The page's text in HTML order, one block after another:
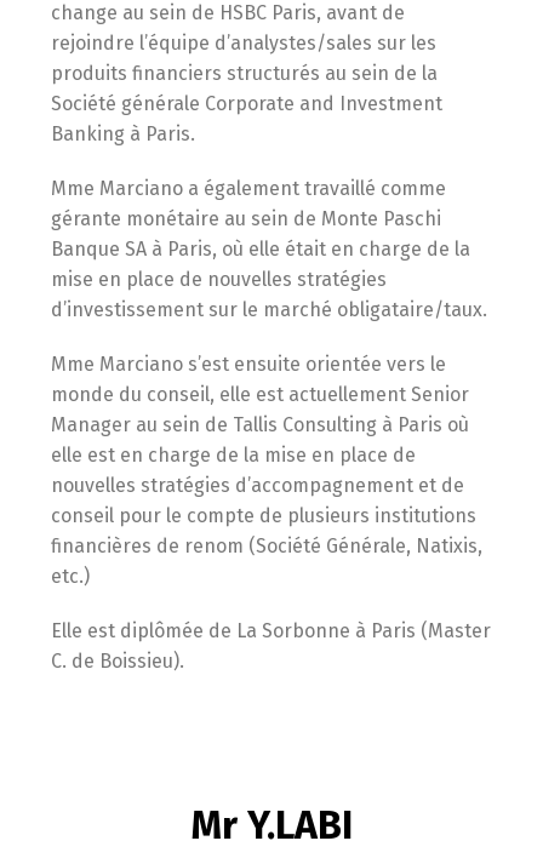
change au sein de HSBC Paris, avant de
rejoindre l’équipe d’analystes/sales sur les
produits financiers structurés au sein de la
Société générale Corporate and Investment
Banking à Paris.
Mme Marciano a également travaillé comme
gérante monétaire au sein de Monte Paschi
Banque SA à Paris, où elle était en charge de la
mise en place de nouvelles stratégies
d’investissement sur le marché obligataire/taux.
Mme Marciano s’est ensuite orientée vers le
monde du conseil, elle est actuellement Senior
Manager au sein de Tallis Consulting à Paris où
elle est en charge de la mise en place de
nouvelles stratégies d’accompagnement et de
conseil pour le compte de plusieurs institutions
financières de renom (Société Générale, Natixis,
etc.)
Elle est diplômée de La Sorbonne à Paris (Master
C. de Boissieu).
Mr Y.LABI